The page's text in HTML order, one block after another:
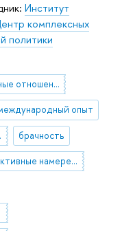
Институт
комплексных
политики
межпоколенные отношения
опыт
брачность
репродуктивные намерения